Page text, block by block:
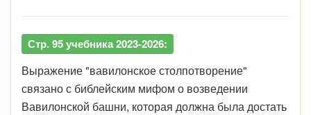
Стр. 95 учебника 2023-2026:
Выражение "вавилонское столпотворение"
связано с библейским мифом о возведении
Вавилонской башни, которая должна была достать